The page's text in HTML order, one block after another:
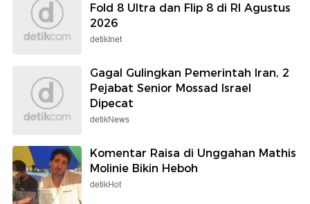
Fold 8 Ultra dan Flip 8 di RI Agustus
2026
detikInet
Gagal Gulingkan Pemerintah Iran, 2
Pejabat Senior Mossad Israel
Dipecat
detikNews
Komentar Raisa di Unggahan Mathis
Molinie Bikin Heboh
detikHot